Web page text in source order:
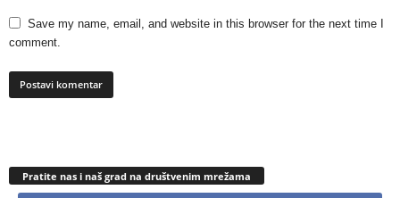
Save my name, email, and website in this browser for the next time I
comment.
Pratite nas i naš grad na društvenim mrežama